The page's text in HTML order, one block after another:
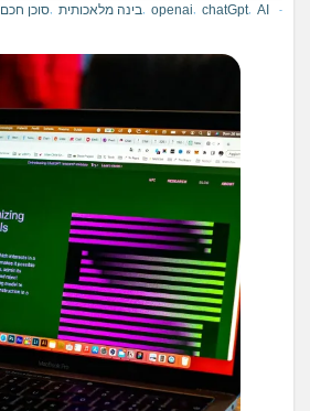
AI
chatGpt
openai בינה מלאכותית סוכן חכם